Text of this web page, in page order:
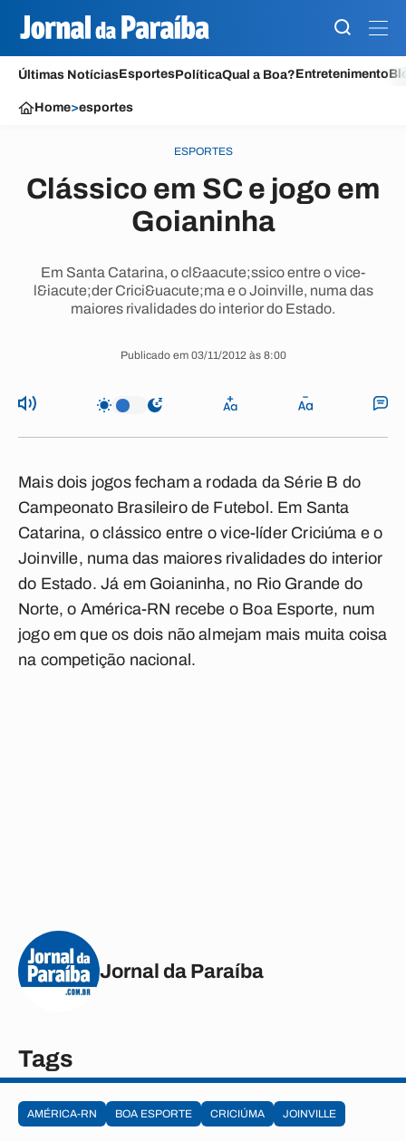
Últimas NotíciasEsportesPolíticaQual a Boa?Entretenimento
Home>esportes
ESPORTES
Clássico em SC e jogo em
Goianinha
Em Santa Catarina, o cl&aacute;ssico entre o vice-
l&iacute;der Crici&uacute;ma e o Joinville, numa das
maiores rivalidades do interior do Estado.
Publicado em 03/11/2012 às 8:00
Mais dois jogos fecham a rodada da Série B do
Campeonato Brasileiro de Futebol. Em Santa
Catarina, o clássico entre o vice-líder Criciúma e o
Joinville, numa das maiores rivalidades do interior
do Estado. Já em Goianinha, no Rio Grande do
Norte, o América-RN recebe o Boa Esporte, num
jogo em que os dois não almejam mais muita coisa
na competição nacional.
Jornal da Paraíba
Tags
AMÉRICA-RN BOA ESPORTE CRICIÚMA JOINVILLE